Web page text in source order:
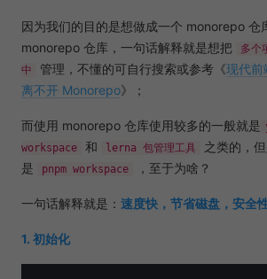
因为我们的目的是想做成一个 monorepo 仓
monorepo 仓库，一句话解释就是想把
多个
中
管理，不懂的可自行搜索或参考《现代前
离不开 Monorepo》；
而使用 monorepo 仓库使用较多的一般就是
workspace
和 lerna 包管理工具
之类的，
是
pnpm workspace ，至于为啥？
一句话解释就是： 速度快，节省磁盘，安全
1. 初始化